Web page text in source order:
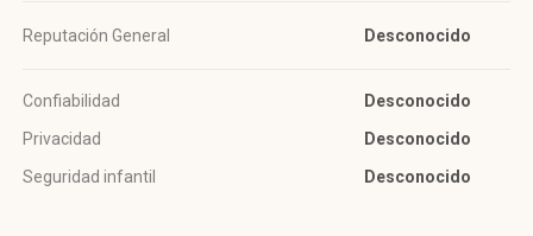
Reputación General Desconocido
Confiabilidad
Desconocido
Privacidad
Desconocido
Seguridad infantil
Desconocido